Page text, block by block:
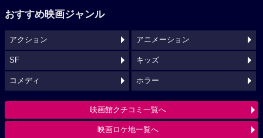
おすすめ映画ジャンル
アクション アニメーション
SF キッズ
コメディ ホラー
映画館クチコミ一覧へ
映画ロケ地一覧へ